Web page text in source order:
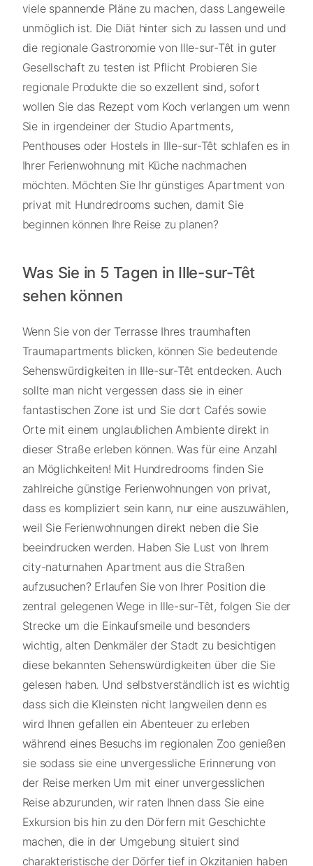
viele spannende Pläne zu machen, dass Langeweile
unmöglich ist. Die Diät hinter sich zu lassen und und
die regionale Gastronomie von Ille-sur-Têt in guter
Gesellschaft zu testen ist Pflicht Probieren Sie
regionale Produkte die so exzellent sind, sofort
wollen Sie das Rezept vom Koch verlangen um wenn
Sie in irgendeiner der Studio Apartments,
Penthouses oder Hostels in Ille-sur-Têt schlafen es in
Ihrer Ferienwohnung mit Küche nachmachen
möchten. Möchten Sie Ihr günstiges Apartment von
privat mit Hundredrooms suchen, damit Sie
beginnen können Ihre Reise zu planen?
Was Sie in 5 Tagen in Ille-sur-Têt
sehen können
Wenn Sie von der Terrasse Ihres traumhaften
Traumapartments blicken, können Sie bedeutende
Sehenswürdigkeiten in Ille-sur-Têt entdecken. Auch
sollte man nicht vergessen dass sie in einer
fantastischen Zone ist und Sie dort Cafés sowie
Orte mit einem unglaublichen Ambiente direkt in
dieser Straße erleben können. Was für eine Anzahl
an Möglichkeiten! Mit Hundredrooms finden Sie
zahlreiche günstige Ferienwohnungen von privat,
dass es kompliziert sein kann, nur eine auszuwählen,
weil Sie Ferienwohnungen direkt neben die Sie
beeindrucken werden. Haben Sie Lust von Ihrem
city-naturnahen Apartment aus die Straßen
aufzusuchen? Erlaufen Sie von Ihrer Position die
zentral gelegenen Wege in Ille-sur-Têt, folgen Sie der
Strecke um die Einkaufsmeile und besonders
wichtig, alten Denkmäler der Stadt zu besichtigen
diese bekannten Sehenswürdigkeiten über die Sie
gelesen haben. Und selbstverständlich ist es wichtig
dass sich die Kleinsten nicht langweilen denn es
wird Ihnen gefallen ein Abenteuer zu erleben
während eines Besuchs im regionalen Zoo genießen
sie sodass sie eine unvergessliche Erinnerung von
der Reise merken Um mit einer unvergesslichen
Reise abzurunden, wir raten Ihnen dass Sie eine
Exkursion bis hin zu den Dörfern mit Geschichte
machen, die in der Umgebung situiert sind
charakteristische der Dörfer tief in Okzitanien haben